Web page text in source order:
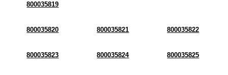
800035819
800035820 800035821 800035822
800035823 800035824 800035825